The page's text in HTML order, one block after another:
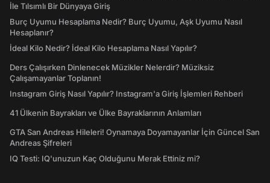
İle Tılsımlı Bir Dünyaya Giriş
Burç Uyumu Hesaplama Nedir? Burç Uyumu, Aşk Uyumu Nasıl
Hesaplanır?
İdeal Kilo Nedir? İdeal Kilo Hesaplama Nasıl Yapılır?
Ders Çalışırken Dinlenecek Müzikler Nelerdir? Müziksiz
Çalışamayanlar Toplanın!
Instagram Giriş Nasıl Yapılır? Instagram'a Giriş İşlemleri Rehberi
41 Ülkenin Bayrakları ve Ülke Bayraklarının Anlamları
GTA San Andreas Hileleri! Oynamaya Doyamayanlar İçin Güncel San
Andreas Şifreleri
IQ Testi: IQ'unuzun Kaç Olduğunu Merak Ettiniz mi?